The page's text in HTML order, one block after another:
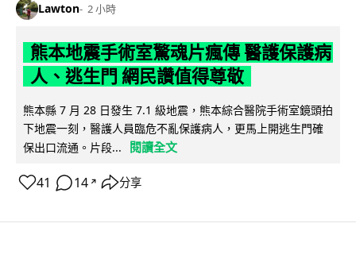
Lawton 2 小時
熊本地震手術室驚魂片瘋傳 醫護保護病
人、逃生門 網民讚值得尊敬
熊本縣 7 月 28 日發生 7.1 級地震，熊本綜合醫院手術室鏡頭拍
下地震一刻，醫護人員臨危不亂保護病人，更馬上開逃生門確
保出口流通。片段...
閱讀全文
41 14 ↗ 分享